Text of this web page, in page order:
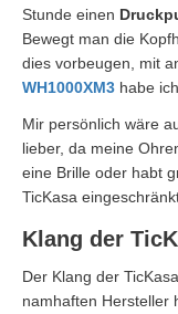
Stunde einen
Bewegt man die
dies vorbeugen, mit
WH1000XM3 habe
Mir persönlich wäre
lieber, da meine
eine Brille oder habt
TicKasa
Klang der
Der Klang der
namhaften Hersteller